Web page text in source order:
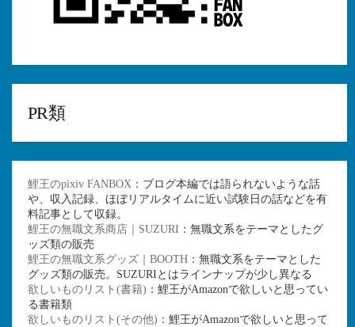
PR類
鯉王のpixiv FANBOX ：ブログ本編では語られないような話
や、収入記録、ほぼリアルタイムに近い試験日の話などを有
料記事として収録。
鯉王の無職文系商店｜SUZURI ：無職文系をテーマとしたグ
ッズ類の販売
鯉王の無職文系グッズ｜BOOTH ：無職文系をテーマとした
グッズ類の販売。SUZURIとはラインナップが少し異なる
欲しいものリスト(書籍) ：鯉王がAmazonで欲しいと思ってい
る書籍類
欲しいものリスト(その他) ：鯉王がAmazonで欲しいと思って